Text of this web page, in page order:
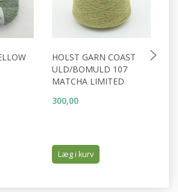
HOLST GARN COAST
ULD/BOMULD 107
MATCHA LIMITED
300,00
Læg i kurv